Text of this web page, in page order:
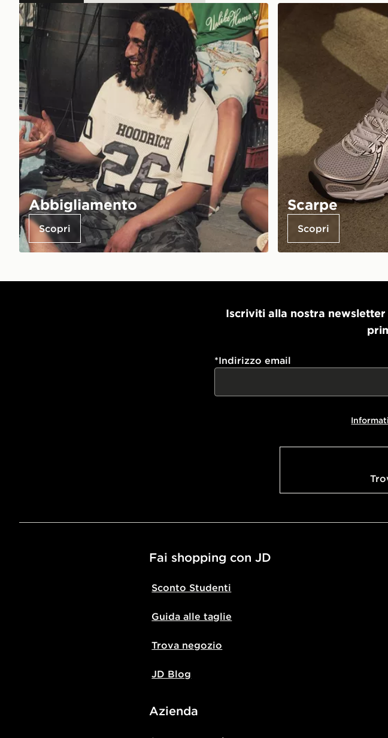
Abbigliamento
Scopri
Scarpe
Scopri
Iscriviti alla nostra
*Indirizzo email
Fai shopping con JD
Sconto Studenti
Guida alle taglie
Trova negozio
JD Blog
Azienda